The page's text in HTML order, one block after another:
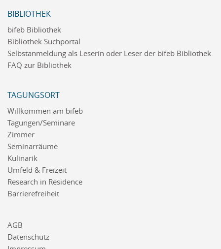
BIBLIOTHEK
bifeb Bibliothek
Bibliothek Suchportal
Selbstanmeldung als Leserin oder Leser der bifeb Bibliothek
FAQ zur Bibliothek
TAGUNGSORT
Willkommen am bifeb
Tagungen/Seminare
Zimmer
Seminarräume
Kulinarik
Umfeld & Freizeit
Research in Residence
Barrierefreiheit
AGB
Datenschutz